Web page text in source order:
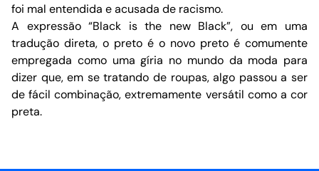
foi mal entendida e acusada de racismo.
A expressão “Black is the new Black”, ou em uma
tradução direta, o preto é o novo preto é comumente
empregada como uma gíria no mundo da moda para
dizer que, em se tratando de roupas, algo passou a ser
de fácil combinação, extremamente versátil como a cor
preta.